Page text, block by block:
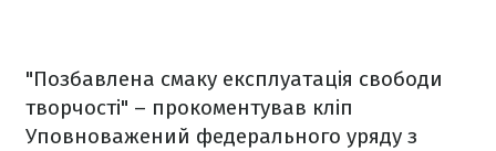
"Позбавлена смаку експлуатація свободи
творчості" – прокоментував кліп
Уповноважений федерального уряду з